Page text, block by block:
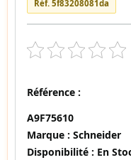
Réf. 5f83208081da
Référence :
A9F75610
Marque : Schneider
Disponibilité : En